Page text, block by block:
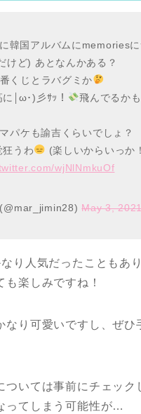
韓国アルバムにmemories
けど) あとなんかある？
くじとラバグミか
￨ω･)彡ｻｯ！
飛んでるか
パケも諭吉くらいでしょ？
うわ
(楽しいからいっか
wjNlNmkuOf
(@mar_jimin28)May 3,
り人気だったこともあ
楽しみですね！
なり可愛いですし、ぜひ
ついては事前にチェック
ってしまう可能性が…